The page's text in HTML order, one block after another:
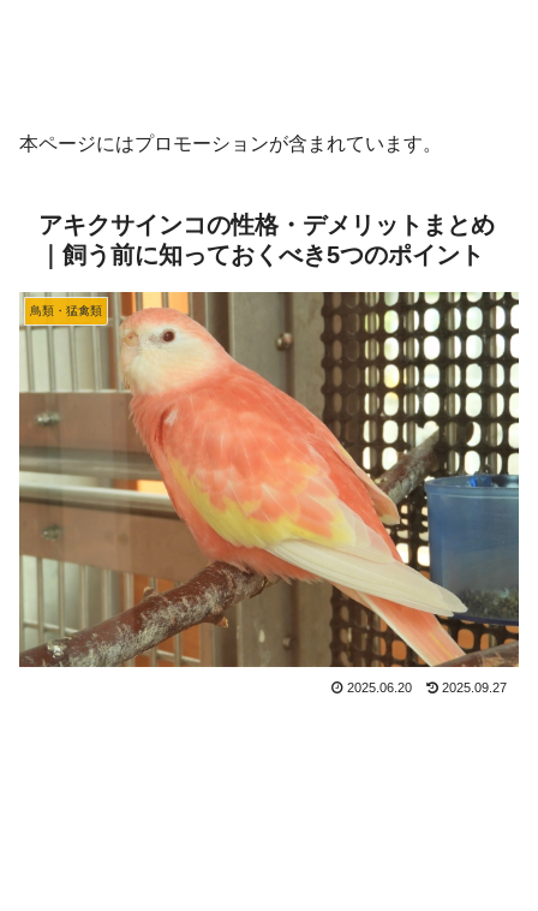
本ページにはプロモーションが含まれています。
アキクサインコの性格・デメリットまとめ
｜飼う前に知っておくべき5つのポイント
鳥類・猛禽類
2025.06.20 2025.09.27